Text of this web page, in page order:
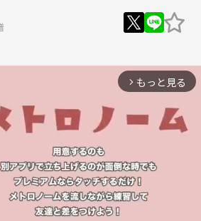
arrow_forward_ios もっと見る